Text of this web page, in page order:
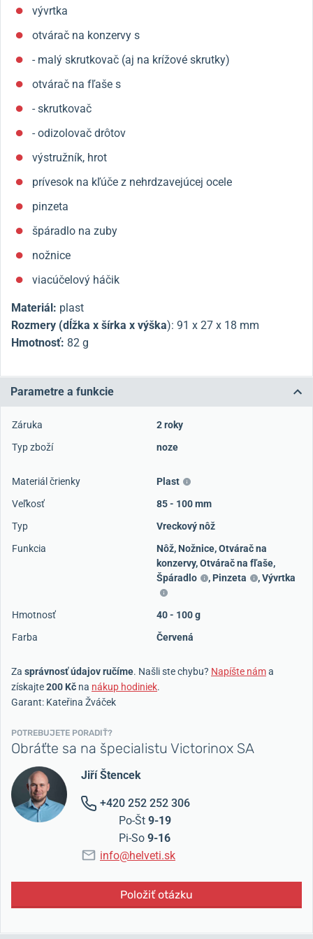
vývrtka
otvárač na konzervy s
- malý skrutkovač (aj na krížové skrutky)
otvárač na fľaše s
- skrutkovač
- odizolovač drôtov
výstružník, hrot
prívesok na kľúče z nehrdzavejúcej ocele
pinzeta
špáradlo na zuby
nožnice
viacúčelový háčik
Materiál: plast
Rozmery (dĺžka x šírka x výška): 91 x 27 x 18 mm
Hmotnosť: 82 g
Parametre a funkcie
Záruka
2 roky
Typ zboží
noze
Materiál črienky
Plast
Veľkosť
85 - 100 mm
Typ
Vreckový nôž
Funkcia
Nôž, Nožnice,Otvárač na
konzervy,Otvárač na fľaše,
Špáradlo
, Pinzeta ,Vývrtka
Hmotnosť
40 - 100 g
Farba
Červená
Za správnosť údajov ručíme. Našli ste chybu? Napíšte náma
získajte200 Kč na nákup hodiniek.
Garant: Kateřina Žváček
POTREBUJETE PORADIŤ?
Obráťte sa na špecialistu Victorinox SA
Jiří Štencek
+420 252 252 306
Po-Št 9-19
Pi-So 9-16
info@helveti.sk
Položiť otázku